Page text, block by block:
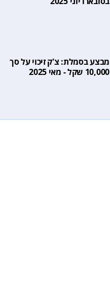
מבצע בסמלת: צ'ק זיכוי על סך
10,000 שקל - מאי 2025